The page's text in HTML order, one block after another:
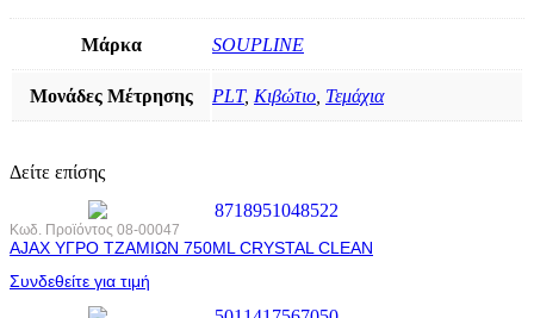
Μάρκα SOUPLINE
Μονάδες Μέτρησης PLT, Κιβώτιο Τεμάχια
Δείτε επίσης
Κωδ. Προϊόντος 08-00047
AJAX ΥΓΡΟ ΤΖΑΜΙΩΝ 750ML CRYSTAL CLEAN
Συνδεθείτε για τιμή